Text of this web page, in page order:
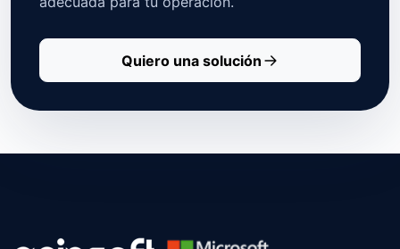
Quiero una solución